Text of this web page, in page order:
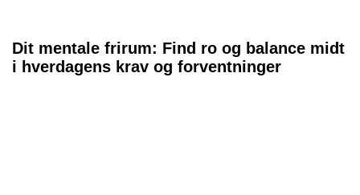
Dit mentale frirum: Find ro og balance midt
i hverdagens krav og forventninger